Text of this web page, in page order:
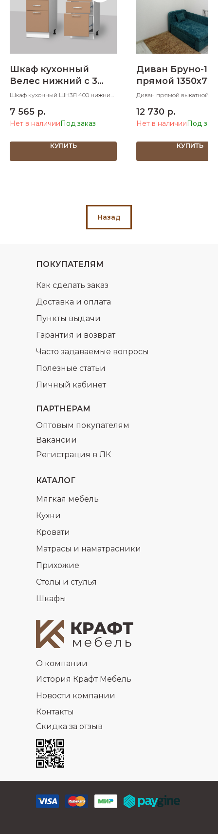
Шкаф кухонный
Велес нижний с 3
ящиками 400 мм
Шкаф кухонный ШН3Я 400 нижний
7 565 р.
Нет в наличии
КУПИТЬ
Диван Бруно-1
прямой
Диван прямой выкатной
700х1900 ШхД
12 730 р.
Нет в наличии
КУПИТЬ
Назад
ПАРТНЕРАМ
Регистрация в ЛК
Оптовым покупателям
Вакансии
КАТАЛОГ
Кухни
Мягкая мебель
Кровати
Матрасы и наматрасники
Прихожие
Столы и стулья
Шкафы
ПОКУПАТЕЛЯМ
Доставка и оплата
Часто задаваемые вопросы
Гарантия и возврат
Полезные статьи
Пункты выдачи
Как сделать заказ
Личный кабинет
О компании
История Крафт Мебель
Новости компании
Контакты
Скидка за отзыв